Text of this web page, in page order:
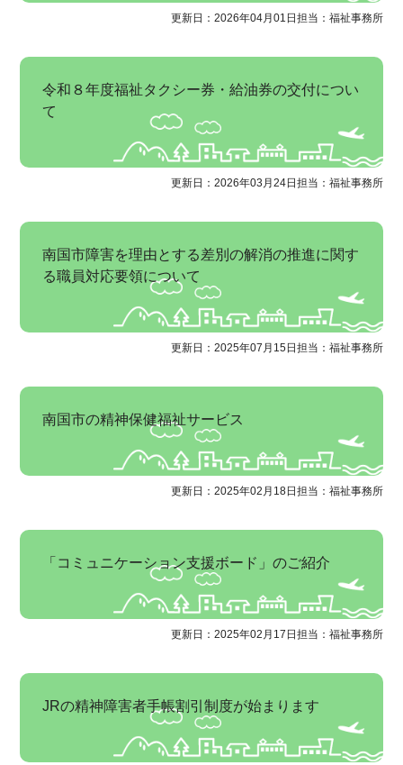
更新日：2026年04月01日 担当：福祉事務所
令和８年度福祉タクシー券・給油券の交付につい
て
更新日：2026年03月24日 担当：福祉事務所
南国市障害を理由とする差別の解消の推進に関す
る職員対応要領について
更新日：2025年07月15日 担当：福祉事務所
南国市の精神保健福祉サービス
更新日：2025年02月18日 担当：福祉事務所
「コミュニケーション支援ボード」のご紹介
更新日：2025年02月17日 担当：福祉事務所
JRの精神障害者手帳割引制度が始まります